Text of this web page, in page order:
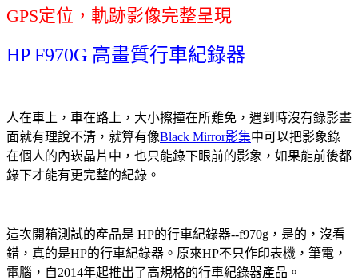
GPS定位，軌跡影像完整呈現
HP F970G 高畫質行車紀錄器
人在車上，車在路上，大小擦撞在所難免，遇到時沒有錄影畫
面就有理說不清，就算有像Black Mirror影集中可以把影象錄
在個人的內崁晶片中，也只能錄下眼前的影象，如果能前後都
錄下才能有更完整的紀錄。
這次開箱測試的產品是 HP的行車紀錄器--f970g，是的，沒看
錯，真的是HP的行車紀錄器。原來HP不只作印表機，筆電，
電腦，自2014年起推出了高規格的行車紀錄器產品。